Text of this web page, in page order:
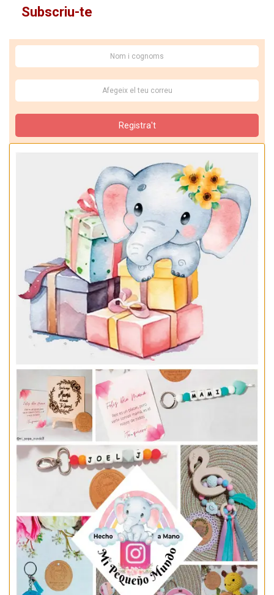
Subscriu-te
Registra't